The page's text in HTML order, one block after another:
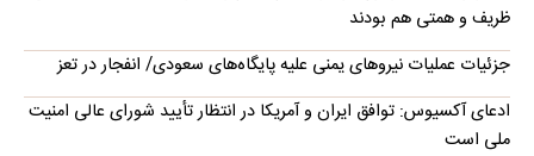
ظریف و همتی هم بودند
جزئیات عملیات نیروهای یمنی علیه پایگاه‌های سعودی/ انفجار در تعز
ادعای آکسیوس: توافق ایران و آمریکا در انتظار تأیید شورای عالی امنیت
ملی است